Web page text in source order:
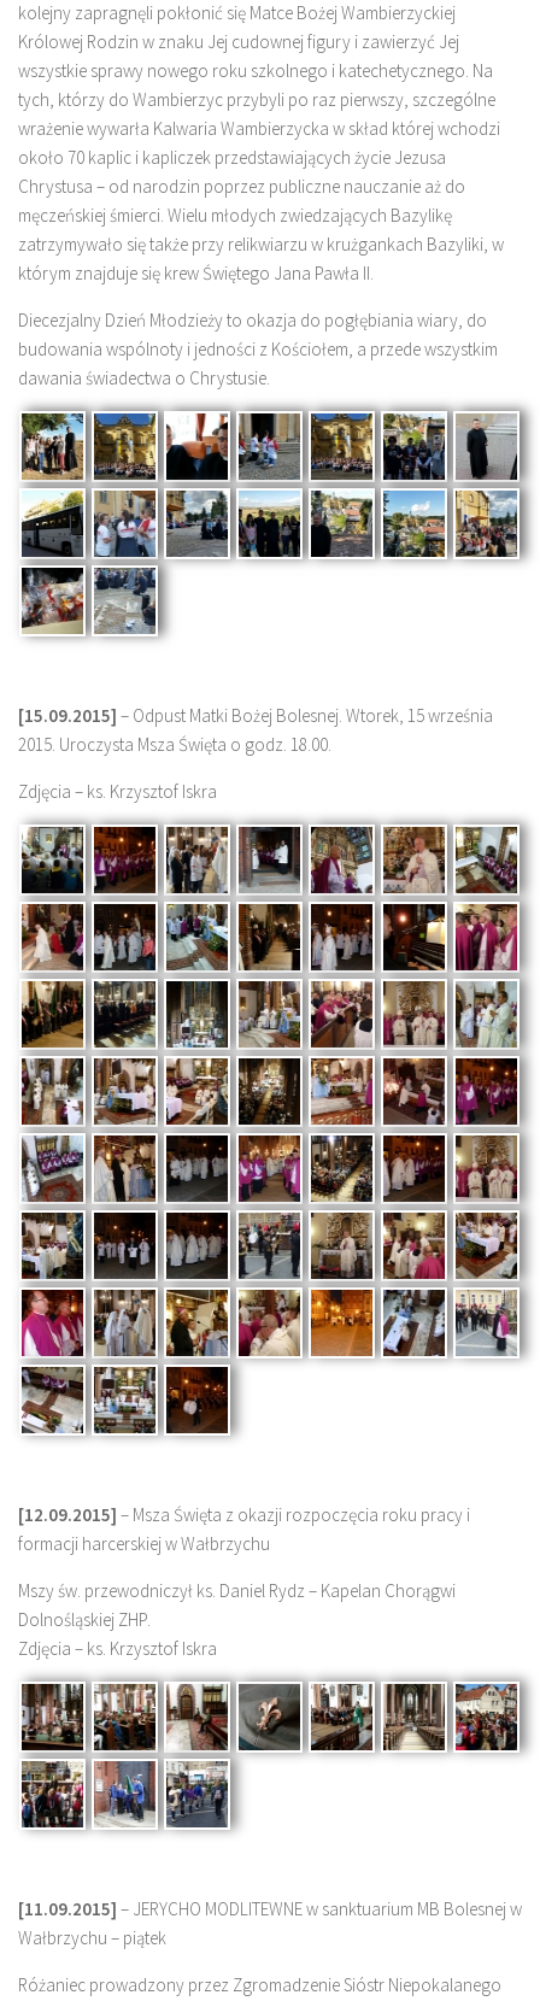
kolejny zapragnęli pokłonić się Matce Bożej Wambierzyckiej
Królowej Rodzin w znaku Jej cudownej figury i zawierzyć Jej
wszystkie sprawy nowego roku szkolnego i katechetycznego. Na
tych, którzy do Wambierzyc przybyli po raz pierwszy, szczególne
wrażenie wywarła Kalwaria Wambierzycka w skład której wchodzi
około 70 kaplic i kapliczek przedstawiających życie Jezusa
Chrystusa – od narodzin poprzez publiczne nauczanie aż do
męczeńskiej śmierci. Wielu młodych zwiedzających Bazylikę
zatrzymywało się także przy relikwiarzu w krużgankach Bazyliki, w
którym znajduje się krew Świętego Jana Pawła II.
Diecezjalny Dzień Młodzieży to okazja do pogłębiania wiary, do
budowania wspólnoty i jedności z Kościołem, a przede wszystkim
dawania świadectwa o Chrystusie.
[15.09.2015] – Odpust Matki Bożej Bolesnej. Wtorek, 15 września
2015. Uroczysta Msza Święta o godz. 18.00.
Zdjęcia – ks. Krzysztof Iskra
[12.09.2015] – Msza Święta z okazji rozpoczęcia roku pracy i
formacji harcerskiej w Wałbrzychu
Mszy św. przewodniczył ks. Daniel Rydz – Kapelan Chorągwi
Dolnośląskiej ZHP.
Zdjęcia – ks. Krzysztof Iskra
[11.09.2015] – JERYCHO MODLITEWNE w sanktuarium MB Bolesnej w
Wałbrzychu – piątek
Różaniec prowadzony przez Zgromadzenie Sióstr Niepokalanego